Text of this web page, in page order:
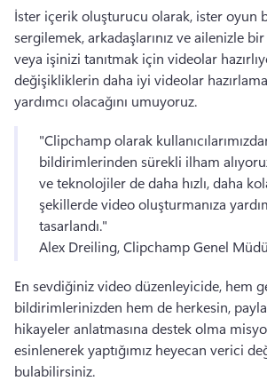
İster içerik oluşturucu olarak, ister oyun
sergilemek, arkadaşlarınız ve ailenizle
veya işinizi tanıtmak için videolar
değişikliklerin daha iyi videolar
yardımcı olacağını umuyoruz.
"Clipchamp olarak
bildirimlerinden sürekli ilham
ve teknolojiler de daha hızlı, daha
şekillerde video oluşturmanıza
tasarlandı."
Alex Dreiling, Clipchamp Genel
En sevdiğiniz video düzenleyicide, hem
bildirimlerinizden hem de herkesin,
hikayeler anlatmasına destek olma
esinlenerek yaptığımız heyecan verici
bulabilirsiniz.